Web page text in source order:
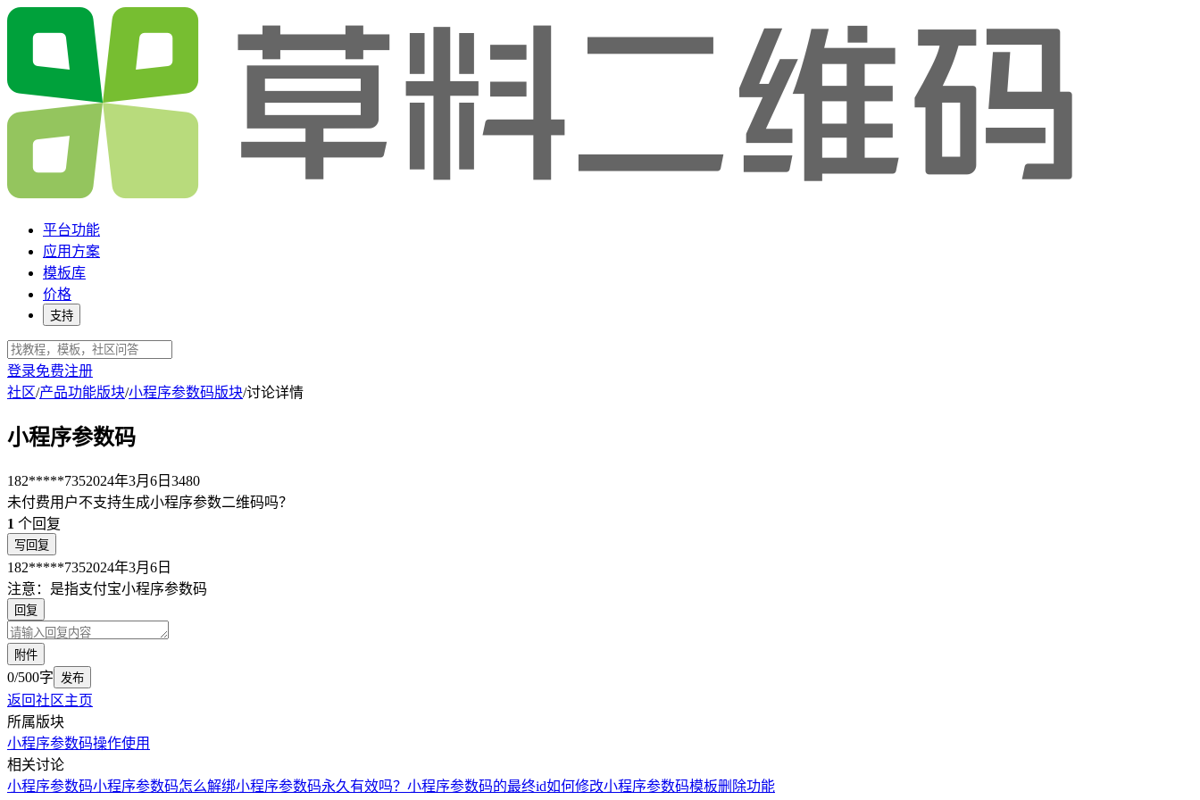
平台功能
应用方案
模板库
价格
支持
登录免费注册
社区/产品功能版块/小程序参数码版块/讨论详情
小程序参数码
182*****7352024年3月6日 3480
未付费用户不支持生成小程序参数二维码吗？
1 个回复
写回复
182*****7352024年3月6日
注意：是指支付宝小程序参数码
回复
附件
0/500字 发布
返回社区主页
所属版块
小程序参数码操作使用
相关讨论
小程序参数码小程序参数码怎么解绑小程序参数码永久有效吗？ 小程序参数码的最终id如何修改小程序参数码模板删除功能